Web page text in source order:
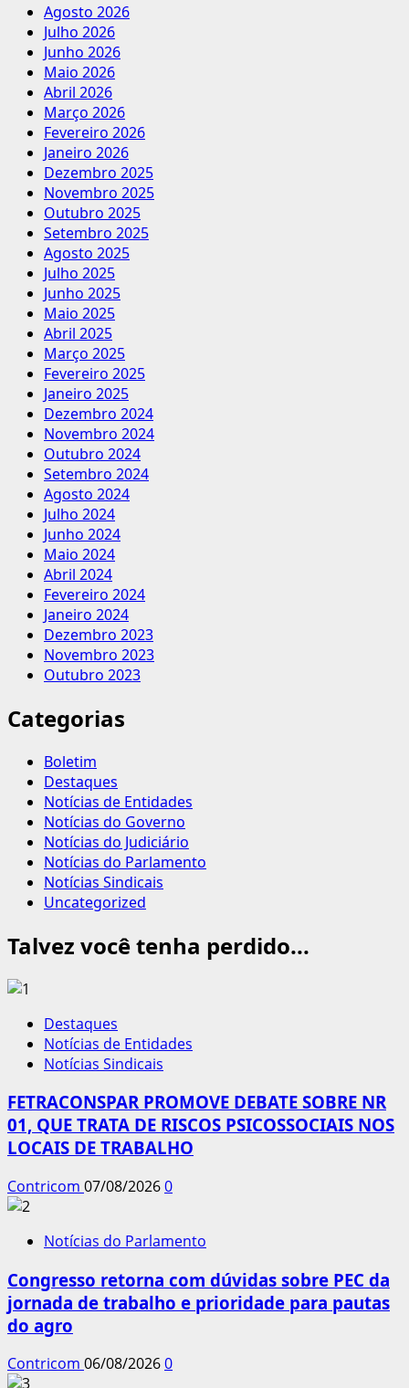
Agosto 2026
Julho 2026
Junho 2026
Maio 2026
Abril 2026
Março 2026
Fevereiro 2026
Janeiro 2026
Dezembro 2025
Novembro 2025
Outubro 2025
Setembro 2025
Agosto 2025
Julho 2025
Junho 2025
Maio 2025
Abril 2025
Março 2025
Fevereiro 2025
Janeiro 2025
Dezembro 2024
Novembro 2024
Outubro 2024
Setembro 2024
Agosto 2024
Julho 2024
Junho 2024
Maio 2024
Abril 2024
Fevereiro 2024
Janeiro 2024
Dezembro 2023
Novembro 2023
Outubro 2023
Categorias
Boletim
Destaques
Notícias de Entidades
Notícias do Governo
Notícias do Judiciário
Notícias do Parlamento
Notícias Sindicais
Uncategorized
Talvez você tenha perdido...
Destaques
Notícias de Entidades
Notícias Sindicais
FETRACONSPAR PROMOVE DEBATE SOBRE NR
01, QUE TRATA DE RISCOS PSICOSSOCIAIS NOS
LOCAIS DE TRABALHO
Contricom 07/08/20260
Notícias do Parlamento
Congresso retorna com dúvidas sobre PEC da
jornada de trabalho e prioridade para pautas
do agro
Contricom 06/08/20260